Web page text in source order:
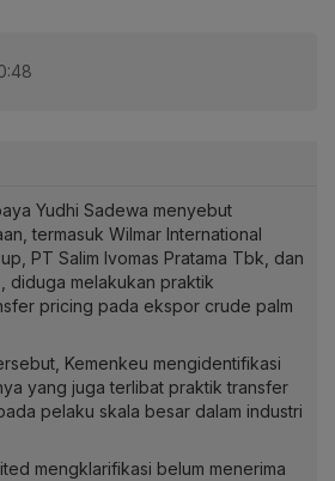
Yudhi Sadewa menyebut
termasuk Wilmar International
PT Salim Ivomas Pratama Tbk, dan
diduga melakukan praktik
pricing pada ekspor crude palm
Kemenkeu mengidentifikasi
yang juga terlibat praktik transfer
pelaku skala besar dalam industri
mengklarifikasi belum menerima